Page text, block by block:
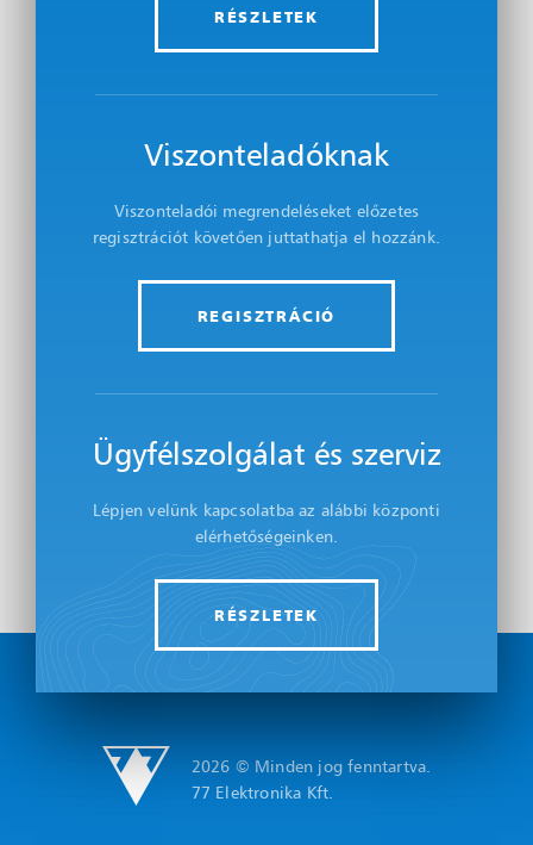
RÉSZLETEK
Viszonteladóknak
Viszonteladói megrendeléseket előzetes
regisztrációt követően juttathatja el hozzánk.
REGISZTRÁCIÓ
Ügyfélszolgálat és szerviz
Lépjen velünk kapcsolatba az alábbi központi
elérhetőségeinken.
RÉSZLETEK
2026 © Minden jog fenntartva.
77 Elektronika Kft.